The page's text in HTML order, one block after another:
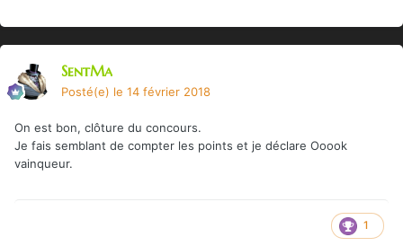
SentMa
Posté(e) le 14 février 2018
On est bon, clôture du concours.
Je fais semblant de compter les points et je déclare Ooook
vainqueur.
1